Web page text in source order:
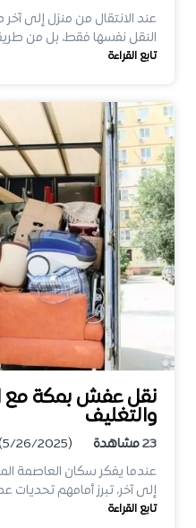
عند الانتقال من منزل إلى آخر
النقل نفسها فقط، بل من
تابع القراءة
نقل عفش بمكة مع
والتغليف
23مشاهدة
(5/26/2025)
عندما يفكر سكان العاصمة
إلى آخر، تبرز أمامهم تحديات
تابع القراءة